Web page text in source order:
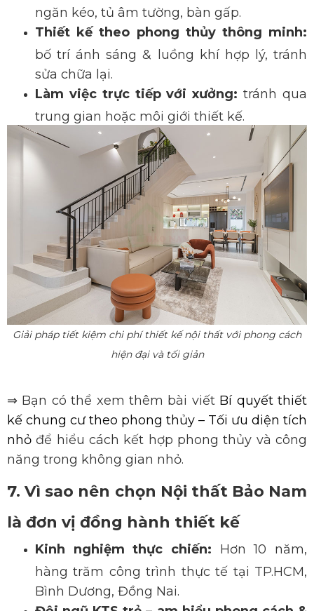
ngăn kéo, tủ âm tường, bàn gấp.
Thiết kế theo phong thủy thông minh:
bố trí ánh sáng & luồng khí hợp lý, tránh
sửa chữa lại.
Làm việc trực tiếpvới xưởng: tránh qua
trung gian hoặc môi giới thiết kế.
Giải pháp tiết kiệm chi phí thiết kế nội thất với phong cách
hiện đại và tối giản
⇒ Bạn có thể xem thêm bài viết Bí quyết thiết
kế chung cư theo phong thủy – Tối ưu diện tích
nhỏ để hiểu cách kết hợp phong thủy và công
năng trong không gian nhỏ.
7. Vì sao nên chọn Nội thất Bảo Nam
là đơn vị đồng hành thiết kế
Kinh nghiệm thực chiến: Hơn 10 năm,
hàng trăm công trình thực tế tại TP.HCM,
Bình Dương, Đồng Nai.